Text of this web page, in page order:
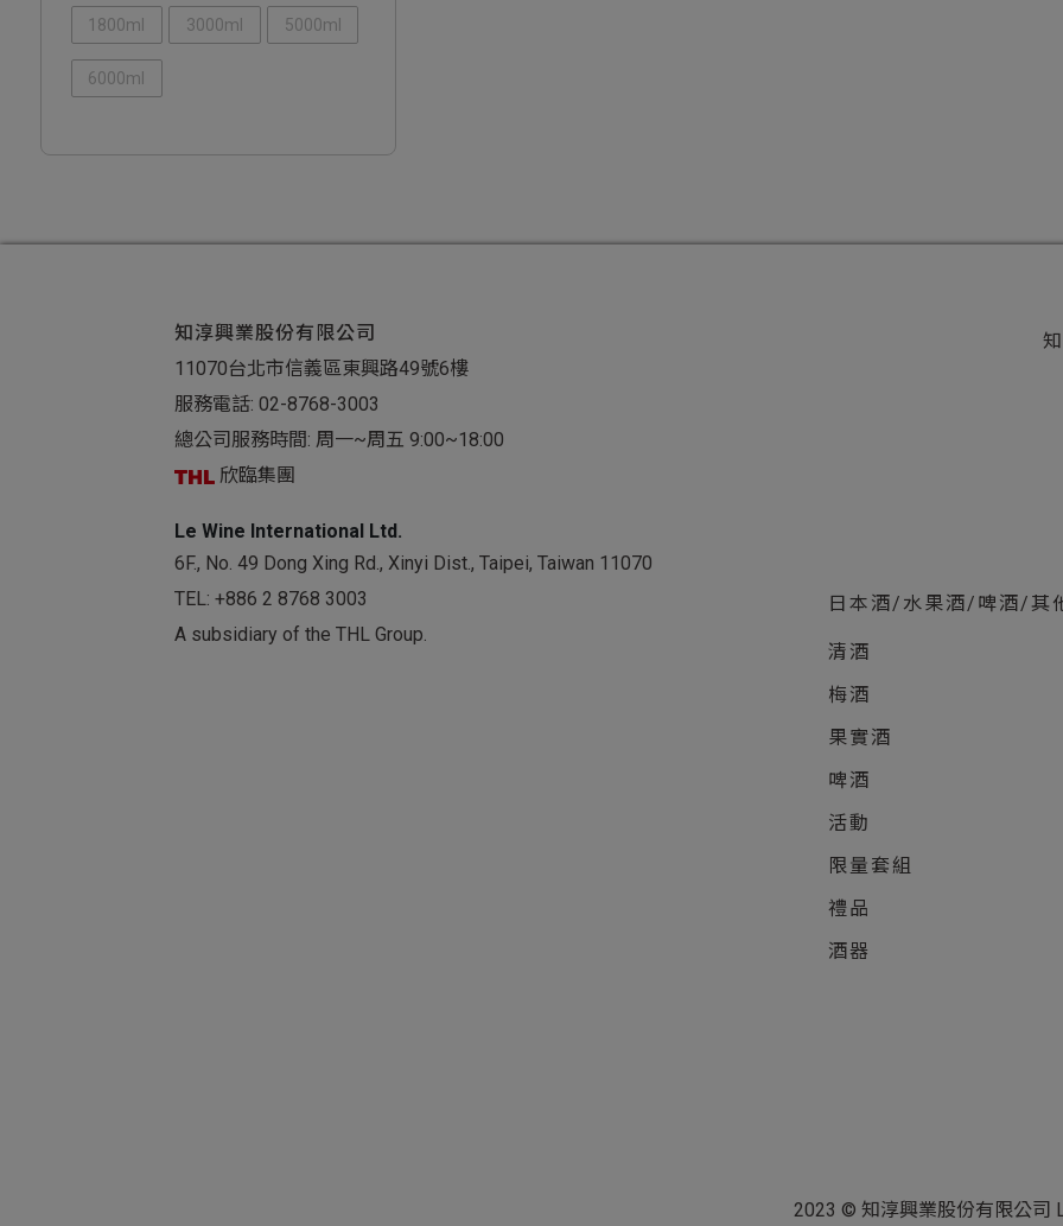
1800ml 3000ml 5000ml
6000ml
知淳興業股份有限公司
11070台北市信義區東興路49號6樓
服務電話: 02-8768-3003
總公司服務時間: 周一~周五 9:00~18:00
欣臨集團
Le Wine International Ltd.
6F., No. 49 Dong Xing Rd., Xinyi Dist., Taipei, Taiwan 11070
TEL: +886 2 8768 3003
A subsidiary of the THL Group.
日本酒/水果酒/啤酒/其
清酒
梅酒
果實酒
啤酒
活動
限量套組
禮品
酒器
2023 © 知淳興業股份有限公司